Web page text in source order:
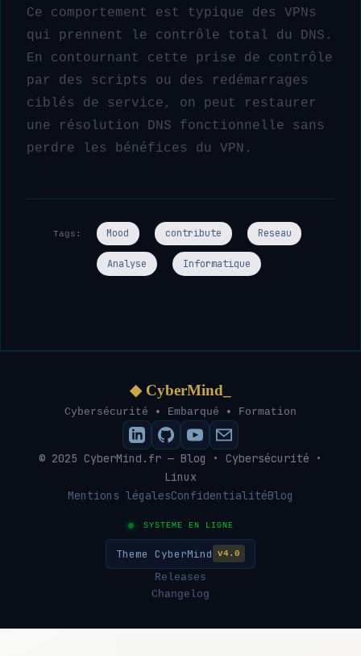
Ce comportement est typique des VPNs
qui prennent le contrôle total du DNS.
En contournant cette prise de contrôle
par des scripts ou des redémarrages
ciblés de service, on peut restaurer
une résolution DNS fonctionnelle sans
perdre les bénéfices du VPN.
Tags: Mood contribute Reseau
Analyse Informatique
◆ CyberMind_
Cybersécurité • Embarqué • Formation
© 2025 CyberMind.fr — Blog • Cybersécurité •
Linux
Mentions légalesConfidentialitéBlog
SYSTEME EN LIGNE
Theme CyberMind v4.0
Releases
Changelog